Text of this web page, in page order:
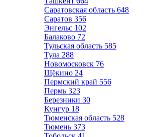
Саратовская область 648
Саратов 356
Энгельс 102
Балаково 72
Тульская область 585
Тула 288
Новомосковск 76
Щёкино 24
Пермский край 556
Пермь 323
Березники 30
Кунгур 18
Тюменская область 528
Тюмень 373